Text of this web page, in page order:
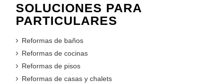
SOLUCIONES PARA
PARTICULARES
Reformas de baños
Reformas de cocinas
Reformas de pisos
Reformas de casas y chalets